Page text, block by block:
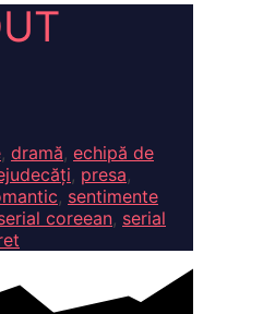
, dramă, echipă de
, presa,
, sentimente
coreean, serial